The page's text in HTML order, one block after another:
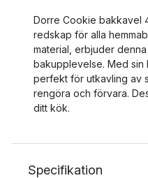
Dorre Cookie bakkavel
redskap för alla
material, erbjuder
bakupplevelse. Med sin
perfekt för utkavling av
rengöra och förvara.
ditt kök.
Specifikation